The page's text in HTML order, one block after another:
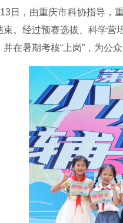
日，由重庆市科协指导，
束。经过预赛选拔、科学营
在暑期考核“上岗”，为公